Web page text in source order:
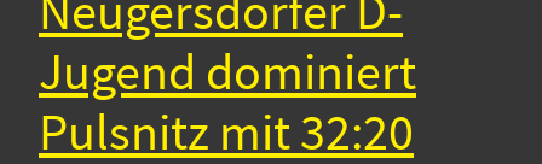
Jugend dominiert
Pulsnitz mit 32:20